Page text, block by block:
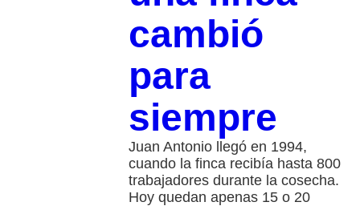
cambió
para
siempre
Juan Antonio llegó en 1994,
cuando la finca recibía hasta 800
trabajadores durante la cosecha.
Hoy quedan apenas 15 o 20